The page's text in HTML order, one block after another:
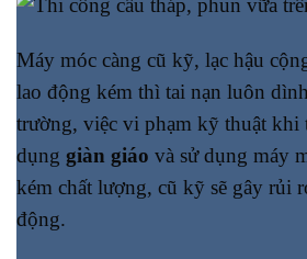
Máy móc càng cũ kỹ, lạc hậu
lao động kém thì tai nạn luôn
trường, việc vi phạm kỹ thuật khi
dụng giàn giáo và sử dụng máy
kém chất lượng, cũ kỹ sẽ gây rủi
động.